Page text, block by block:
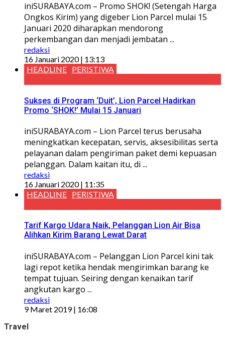
iniSURABAYA.com – Promo SHOK! (Setengah Harga
Ongkos Kirim) yang digeber Lion Parcel mulai 15
Januari 2020 diharapkan mendorong
perkembangan dan menjadi jembatan ...
redaksi
16 Januari 2020 | 13:13
HEADLINE PERISTIWA
Sukses di Program ‘Duit’, Lion Parcel Hadirkan
Promo ‘SHOK!’ Mulai 15 Januari
iniSURABAYA.com – Lion Parcel terus berusaha
meningkatkan kecepatan, servis, aksesibilitas serta
pelayanan dalam pengiriman paket demi kepuasan
pelanggan. Dalam kaitan itu, di ...
redaksi
16 Januari 2020 | 11:35
HEADLINE PERISTIWA
Tarif Kargo Udara Naik, Pelanggan Lion Air Bisa
Alihkan Kirim Barang Lewat Darat
iniSURABAYA.com – Pelanggan Lion Parcel kini tak
lagi repot ketika hendak mengirimkan barang ke
tempat tujuan. Seiring dengan kenaikan tarif
angkutan kargo ...
redaksi
9 Maret 2019 | 16:08
Travel